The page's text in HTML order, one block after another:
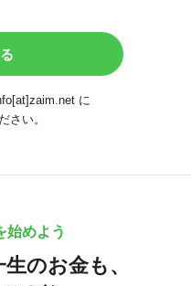
に
さい。
始めよう
生のお金も、